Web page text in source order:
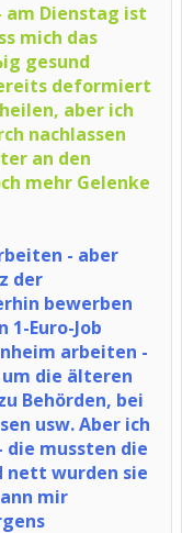
am Dienstag ist
mich das
gesund
deformiert
aber ich
nachlassen
an den
mehr Gelenke
- aber
der
bewerben
Euro-Job
arbeiten -
die älteren
Behörden, bei
usw. Aber ich
die mussten die
nett wurden sie
mir